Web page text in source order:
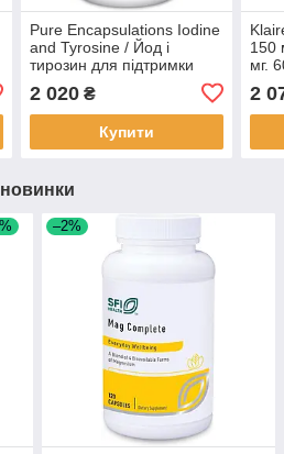
Pure Encapsulations Iodine
and Tyrosine / Йод і
тирозин для підтримки
щитоподібної залози 120
капс BX159
2 020₴
Купити
150
мг.
2
новинки
–2%